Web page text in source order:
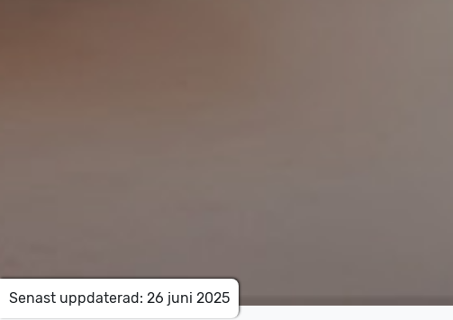
Senast uppdaterad: 26 juni 2025